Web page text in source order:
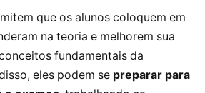
que os alunos coloquem em
na teoria e melhorem sua
fundamentais da
eles podem se preparar para